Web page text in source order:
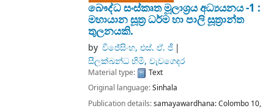
බෞද්ධ සංස්කෘත මූලාශ්‍රය අධ්‍යයනය -1 :
මහායාන සූත්‍ර ධර්ම හා පාලි සූත්‍රාන්ත
තුලනයකි.
by විජේසිංහ, එස්. ඒ. ජී
සීලක්ඛන්ධ හිමි, වැවගෙදර
Material type:
Text
Original language:Sinhala
Publication details:samayawardhana:Colombo 10,